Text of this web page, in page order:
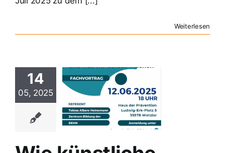
Weiterlesen
14
05, 2025
Leben
–
was wir
Prävention